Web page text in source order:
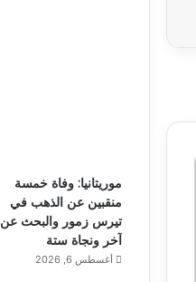
موريتانيا: وفاة خمسة
منقبين عن الذهب في
تيرس زمور والبحث عن
آخر ونجاة ستة
أغسطس 6, 2026